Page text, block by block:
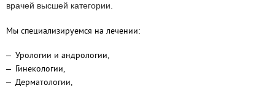
врачей высшей категории.
Мы специализируемся на лечении:
Урологии и андрологии,
Гинекологии,
Дерматологии,